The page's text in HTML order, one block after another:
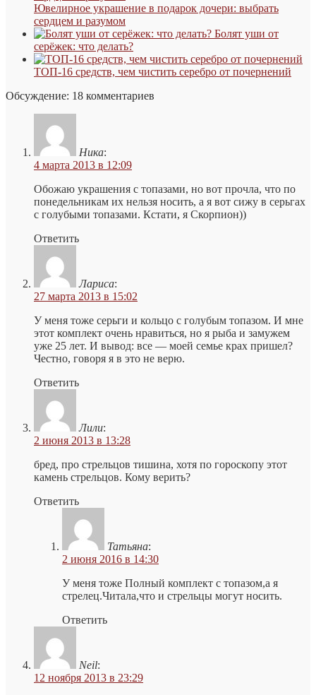
Ювелирное украшение в подарок дочери: выбрать
сердцем и разумом
Болят уши от
серёжек: что делать?
ТОП-16 средств, чем чистить серебро от почернений
Обсуждение: 18 комментариев
Ника:
4 марта 2013 в 12:09
Обожаю украшения с топазами, но вот прочла, что по
понедельникам их нельзя носить, а я вот сижу в серьгах
с голубыми топазами. Кстати, я Скорпион))
Ответить
Лариса:
27 марта 2013 в 15:02
У меня тоже серьги и кольцо с голубым топазом. И мне
этот комплект очень нравиться, но я рыба и замужем
уже 25 лет. И вывод: все — моей семье крах пришел?
Честно, говоря я в это не верю.
Ответить
Лили:
2 июня 2013 в 13:28
бред, про стрельцов тишина, хотя по гороскопу этот
камень стрельцов. Кому верить?
Ответить
Татьяна:
2 июня 2016 в 14:30
У меня тоже Полный комплект с топазом,а я
стрелец.Читала,что и стрельцы могут носить.
Ответить
Neil:
12 ноября 2013 в 23:29